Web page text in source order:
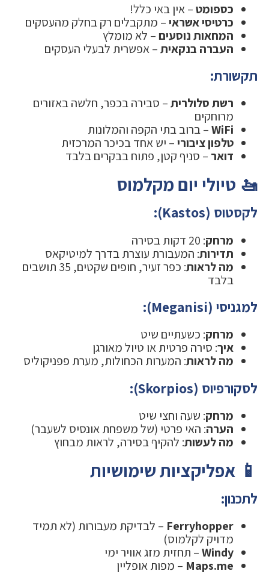
כספומט– אין באי כלל!
כרטיסי אשראי– מתקבלים רק בחלק מהעסקים
המחאות נוסעים– לא מומלץ
העברה בנקאית– אפשרית לבעלי העסקים
תקשורת:
רשת סלולרית– סבירה בכפר, חלשה באזורים
מרוחקים
WiFi– ברוב בתי הקפה והמלונות
טלפון ציבורי– יש אחד בכיכר המרכזית
דואר – סניף קטן, פתוח בבקרים בלבד
🚤 טיולי יום מקלמוס
לקסטוס (Kastos):
מרחק: 20 דקות בסירה
תדירות: המעבורת עוצרת בדרך למיטיקאס
מה לראות
: כפר זעיר, חופים שקטים, 35 תושבים
בלבד
למגניסי (Meganisi):
מרחק: כשעתיים שיט
איך: סירה פרטית או טיול מאורגן
מה לראות: המערות הכחולות, מערת פפניקוליס
לסקורפיוס (Skorpios):
מרחק: שעה וחצי שיט
הערה: האי פרטי (של משפחת אונסיס לשעבר)
מה לעשות: להקיף בסירה, לראות מבחוץ
📱 אפליקציות שימושיות
לתכנון:
Ferryhopper – לבדיקת מעבורות (לא תמיד
מדויק לקלמוס)
Windy– תחזית מזג אוויר ימי
Maps.me – מפות אופליין